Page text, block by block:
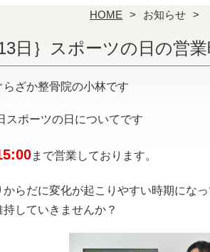
HOME お知らせ
13日｝スポーツの日の営
らざか整骨院の小林です
スポーツの日についてです
まで営業しております。
からだに変化が起こりやすい時期にな
していきませんか？